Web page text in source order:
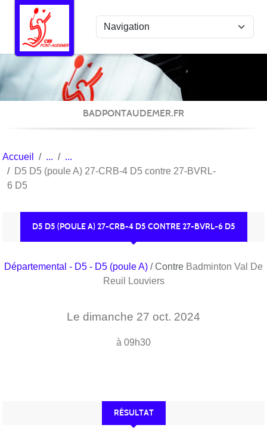
BADPONTAUDEMER.FR
Accueil
D5 D5 (poule A) 27-CRB-4 D5 contre 27-BVRL-
6 D5
D5 D5 (POULE A) 27-CRB-4 D5 CONTRE 27-BVRL-6 D5
Départemental - D5 - D5 (poule A) / Contre Badminton Val De
Reuil Louviers
Le dimanche 27 oct. 2024
à 09h30
RÉSULTAT
Panneau de gestion des cookies